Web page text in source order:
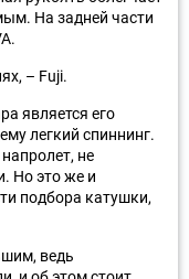
На задней части
– Fuji.
является его
легкий спиннинг.
не
Но это же и
подбора катушки,
ведь